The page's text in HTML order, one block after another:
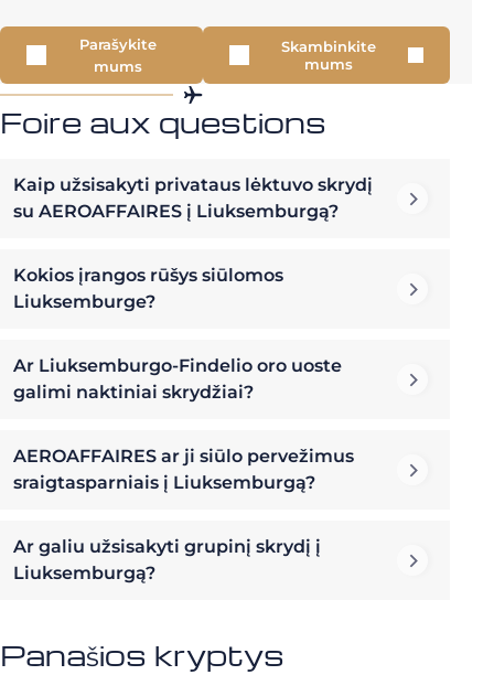
Parašykite
mums
Skambinkite
mums
Foire aux questions
Kaip užsisakyti privataus lėktuvo skrydį
su AEROAFFAIRES į Liuksemburgą?
Kokios įrangos rūšys siūlomos
Liuksemburge?
Ar Liuksemburgo-Findelio oro uoste
galimi naktiniai skrydžiai?
AEROAFFAIRES ar ji siūlo pervežimus
sraigtasparniais į Liuksemburgą?
Ar galiu užsisakyti grupinį skrydį į
Liuksemburgą?
Panašios kryptys